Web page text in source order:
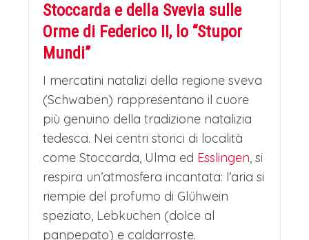
Stoccarda e della Svevia sulle
Orme di Federico II, lo “Stupor
Mundi”
I mercatini natalizi della regione sveva
(Schwaben) rappresentano il cuore
più genuino della tradizione natalizia
tedesca. Nei centri storici di località
come Stoccarda, Ulma ed Esslingen, si
respira un’atmosfera incantata: l’aria si
riempie del profumo di Glühwein
speziato, Lebkuchen (dolce al
panpepato) e caldarroste.